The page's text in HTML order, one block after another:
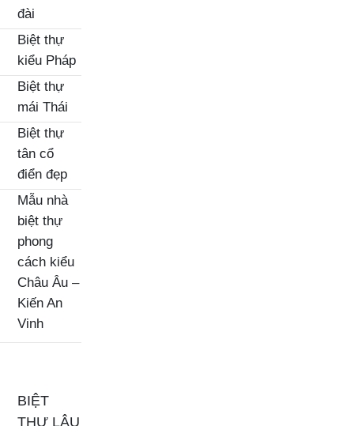
đài
Biệt thự
kiểu Pháp
Biệt thự
mái Thái
Biệt thự
tân cổ
điển đẹp
Mẫu nhà
biệt thự
phong
cách kiểu
Châu Âu –
Kiến An
Vinh
BIỆT
THỰ LÂU